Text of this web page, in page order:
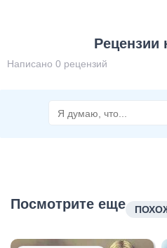
Рецензии
Написано 0 рецензий
Посмотрите еще